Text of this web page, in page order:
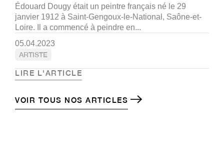
Édouard Dougy était un peintre français né le 29
janvier 1912 à Saint-Gengoux-le-National, Saône-et-
Loire. Il a commencé à peindre en...
05.04.2023
ARTISTE
LIRE L'ARTICLE
VOIR TOUS NOS ARTICLES